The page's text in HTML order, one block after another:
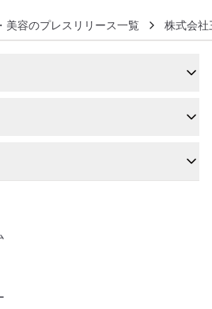
美容のプレスリリース一覧 株式会社